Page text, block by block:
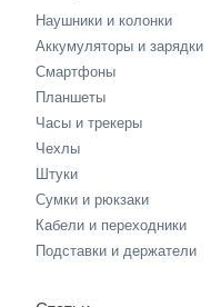
Наушники и колонки
Аккумуляторы и зарядки
Смартфоны
Планшеты
Часы и трекеры
Чехлы
Штуки
Сумки и рюкзаки
Кабели и переходники
Подставки и держатели